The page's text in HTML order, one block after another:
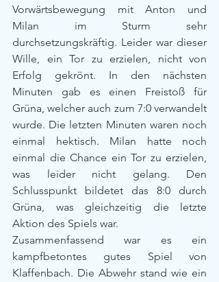
Vorwärtsbewegung mit Anton und
Milan im Sturm sehr
durchsetzungskräftig. Leider war dieser
Wille, ein Tor zu erzielen, nicht von
Erfolg gekrönt. In den nächsten
Minuten gab es einen Freistoß für
Grüna, welcher auch zum 7:0 verwandelt
wurde. Die letzten Minuten waren noch
einmal hektisch. Milan hatte noch
einmal die Chance ein Tor zu erzielen,
was leider nicht gelang. Den
Schlusspunkt bildetet das 8:0 durch
Grüna, was gleichzeitig die letzte
Aktion des Spiels war.
Zusammenfassend war es ein
kampfbetontes gutes Spiel von
Klaffenbach. Die Abwehr stand wie ein